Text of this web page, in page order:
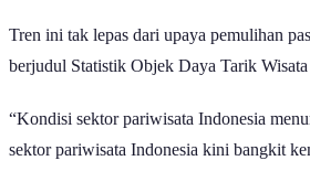
Tren ini tak lepas dari upaya pemulihan
berjudul Statistik Objek Daya Tarik
“Kondisi sektor pariwisata Indonesia
sektor pariwisata Indonesia kini bangkit